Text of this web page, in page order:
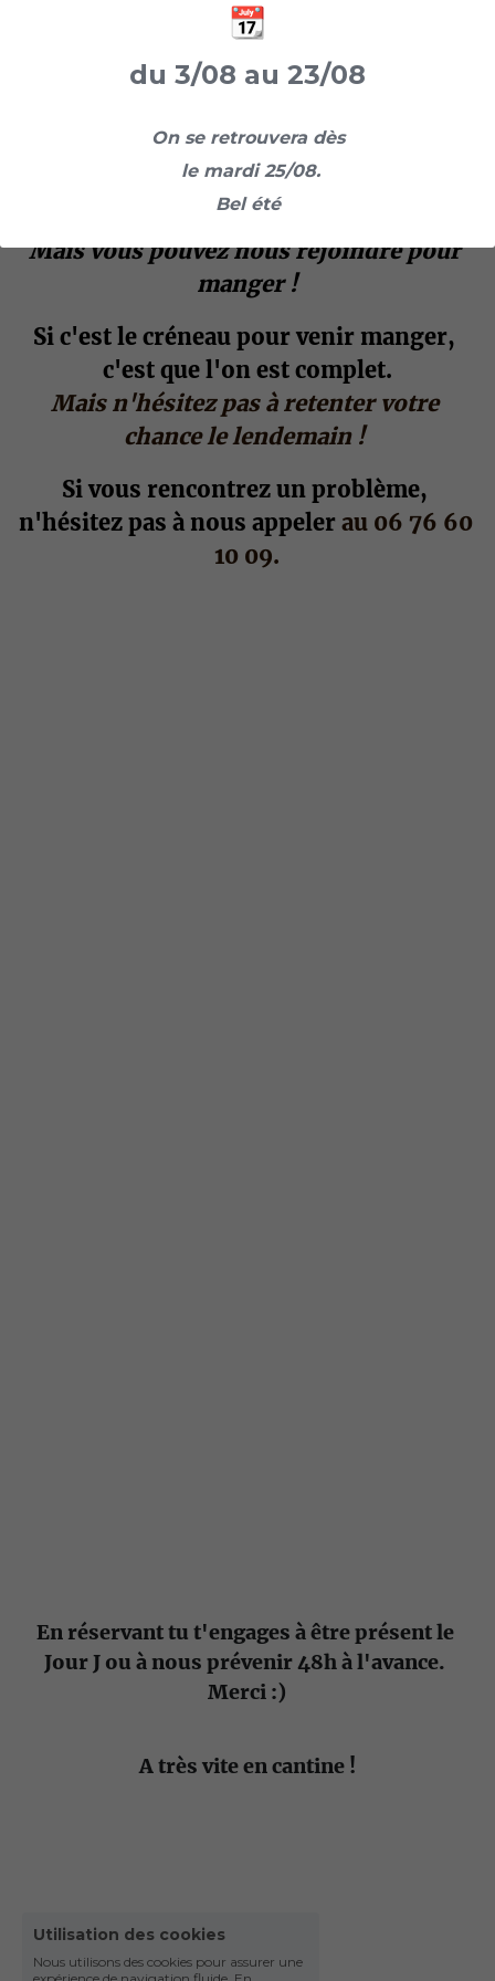
On parle de nous
C'est quoi une petite cantine ?
Mettre son grain de sel
villeurbanne@lespetitescantines.org
Réserver
19h30
Le créneau ne s'affiche pas
créneau pour venir cuisiner
c'est qu'il est plein.
Mais vous pouvez nous rejoindre pour
manger !
Si c'est le créneau pour venir manger,
c'est que l'on est complet.
Mais n'hésitez pas à retenter votre
chance le lendemain !
Si vous rencontrez un problème,
n'hésitez pas à nous appeler au 06 76 60
10 09.
En réservant tu t'engages à être présent le
Jour J ou à nous prévenir 48h à l'avance.
Merci :)
A très vite en cantine !
Utilisation des cookies
Nous utilisons des cookies pour assurer une
du 3/08 au 23/08
On se retrouvera dès
le mardi 25/08.
Bel été